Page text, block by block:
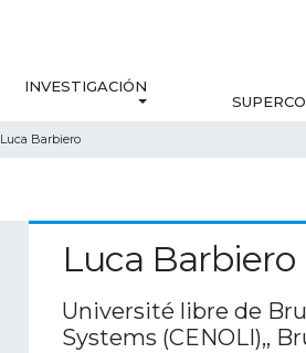
INVESTIGACIÓN
Luca Barbiero
Luca Barbiero
Université libre de
Systems (CENOLI),,